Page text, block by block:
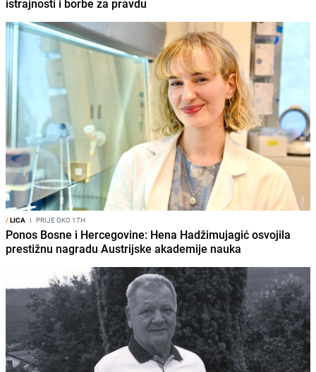
istrajnosti i borbe za pravdu
/LICA I PRIJE OKO 17H
Ponos Bosne i Hercegovine: Hena Hadžimujagić osvojila
prestižnu nagradu Austrijske akademije nauka